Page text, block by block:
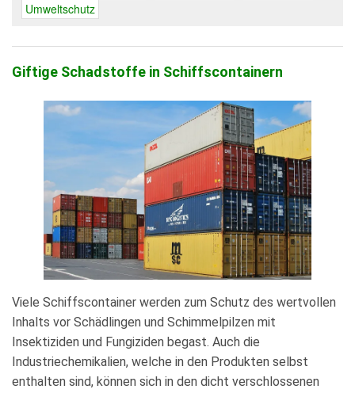
Umweltschutz
Giftige Schadstoffe in Schiffscontainern
Viele Schiffscontainer werden zum Schutz des wertvollen
Inhalts vor Schädlingen und Schimmelpilzen mit
Insektiziden und Fungiziden begast. Auch die
Industriechemikalien, welche in den Produkten selbst
enthalten sind, können sich in den dicht verschlossenen